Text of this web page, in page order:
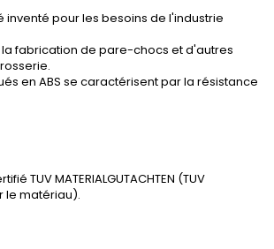
inventé pour les besoins de l'industrie
la fabrication de pare-chocs et d'autres
en ABS se caractérisent par la résistance
TUV MATERIALGUTACHTEN (TUV
le matériau).